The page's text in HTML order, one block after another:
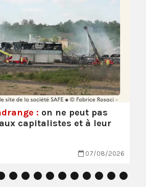
: on ne peut pas
capitalistes et à leur
07/08/2026